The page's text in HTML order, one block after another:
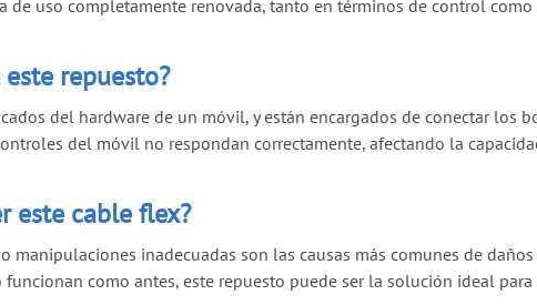
de uso completamente renovada, tanto en términos de control como
repuesto?
del hardware de un móvil, y están encargados de conectar
del móvil no respondan correctamente, afectando la
este cable flex?
manipulaciones inadecuadas son las causas más comunes de
como antes, este repuesto puede ser la solución ideal